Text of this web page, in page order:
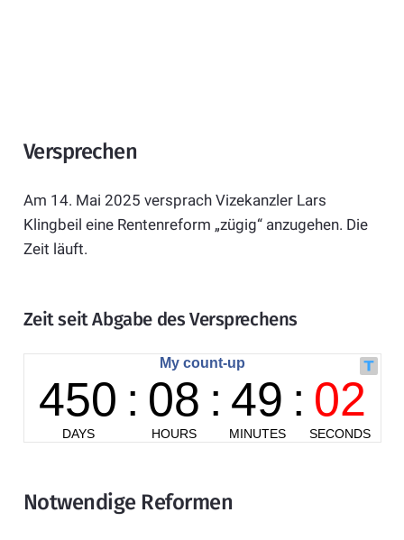
Versprechen
Am 14. Mai 2025 versprach Vizekanzler Lars
Klingbeil eine Rentenreform „zügig“ anzugehen. Die
Zeit läuft.
Zeit seit Abgabe des Versprechens
Notwendige Reformen